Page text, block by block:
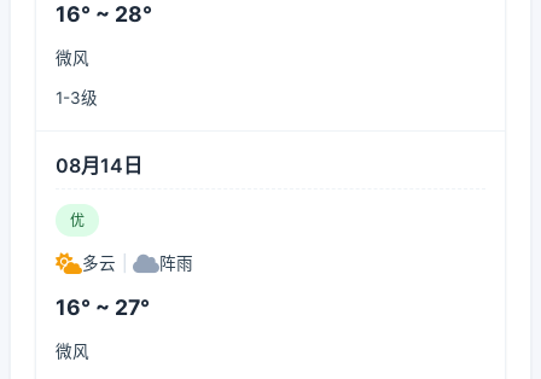
16° ~ 28°
微风
1-3级
08月14日
优
多云 阵雨
16° ~ 27°
微风